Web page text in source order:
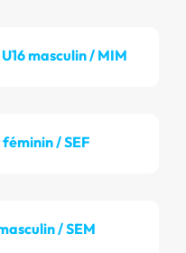
masculin / MIM
/ SEF
/ SEM